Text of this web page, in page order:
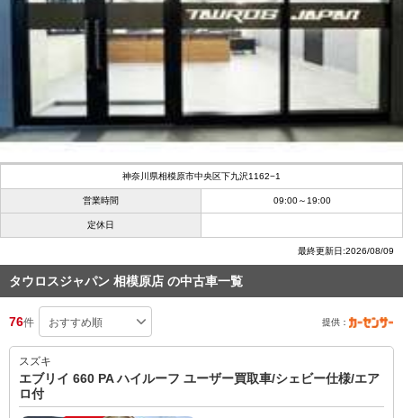
神奈川県相模原市中央区下九沢1162−1
営業時間 09:00～19:00
定休日
最終更新日:2026/08/09
タウロスジャパン 相模原店 の中古車一覧
76件 提供：
スズキ
エブリイ 660 PA ハイルーフ ユーザー買取車/シェビー仕様/エア
ロ付